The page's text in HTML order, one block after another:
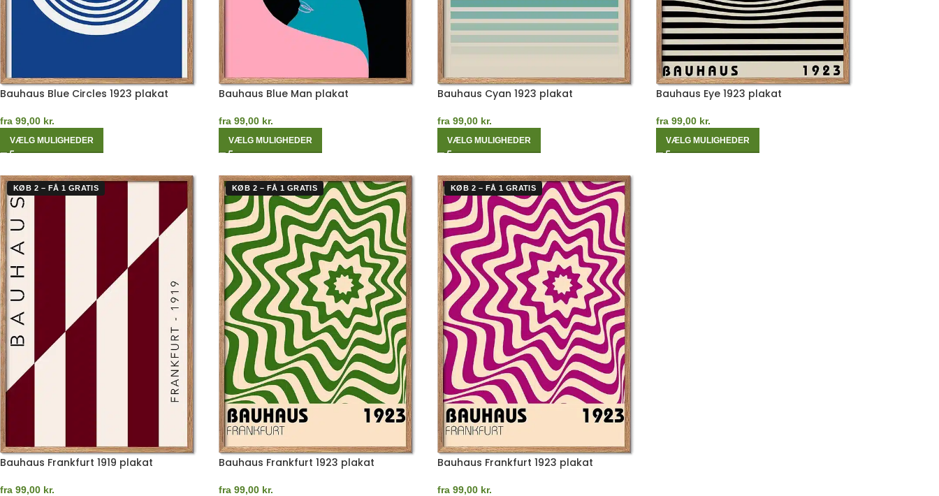
Bauhaus Blue Circles 1923 plakat
fra 99,00 kr.
VÆLG MULIGHEDER
Bauhaus Blue Man plakat
fra 99,00 kr.
VÆLG MULIGHEDER
Bauhaus Cyan 1923 plakat
fra 99,00 kr.
VÆLG MULIGHEDER
Bauhaus Eye 1923 plakat
fra 99,00 kr.
VÆLG MULIGHEDER
KØB 2 – FÅ 1 GRATIS
Bauhaus Frankfurt 1919 plakat
fra 99,00 kr.
KØB 2 – FÅ 1 GRATIS
Bauhaus Frankfurt 1923 plakat
fra 99,00 kr.
KØB 2 – FÅ 1 GRATIS
Bauhaus Frankfurt 1923 plakat
fra 99,00 kr.